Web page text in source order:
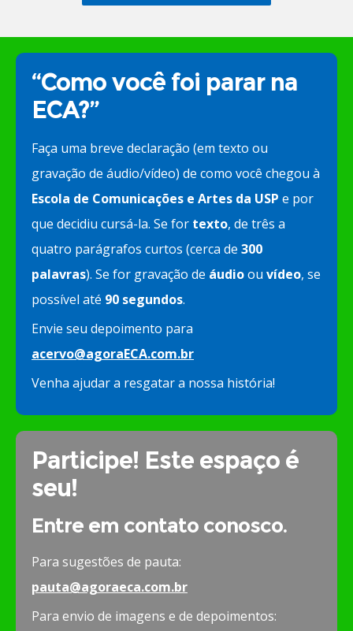
“Como você foi parar na
ECA?”
Faça uma breve declaração (em texto ou
gravação de áudio/vídeo) de como você chegou à
Escola de Comunicações e Artes da USP e por
que decidiu cursá-la. Se for texto, de três a
quatro parágrafos curtos (cerca de 300
palavras). Se for gravação de áudioou vídeo, se
possível até 90 segundos.
Envie seu depoimento para
acervo@agoraECA.com.br
Venha ajudar a resgatar a nossa história!
Participe! Este espaço é
seu!
Entre em contato conosco.
Para sugestões de pauta:
pauta@agoraeca.com.br
Para envio de imagens e de depoimentos: